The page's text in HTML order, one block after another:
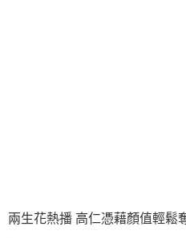
兩生花熱播 高仁憑藉顏值輕鬆